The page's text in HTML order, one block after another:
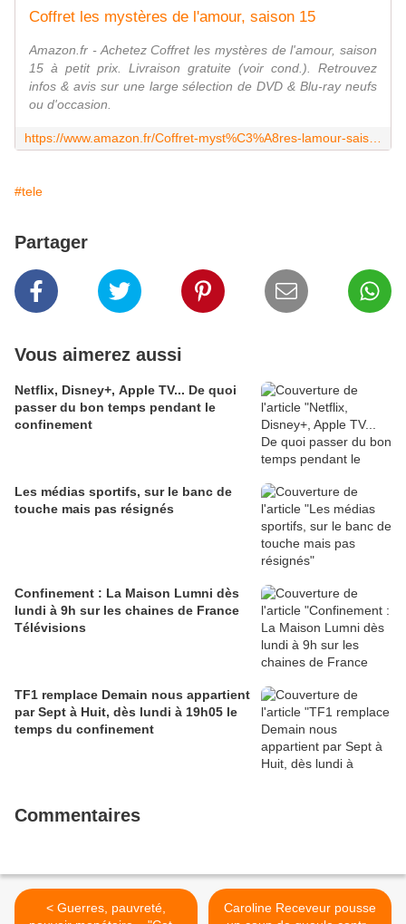
Coffret les mystères de l'amour, saison 15
Amazon.fr - Achetez Coffret les mystères de l'amour, saison
15 à petit prix. Livraison gratuite (voir cond.). Retrouvez
infos & avis sur une large sélection de DVD & Blu-ray neufs
ou d'occasion.
#tele
Partager
Vous aimerez aussi
Netflix, Disney+, Apple TV... De quoi
passer du bon temps pendant le
confinement
Les médias sportifs, sur le banc de
touche mais pas résignés
Confinement : La Maison Lumni dès
lundi à 9h sur les chaines de France
Télévisions
TF1 remplace Demain nous appartient
par Sept à Huit, dès lundi à 19h05 le
temps du confinement
Commentaires
< Guerres, pauvreté,
Caroline Receveur pousse